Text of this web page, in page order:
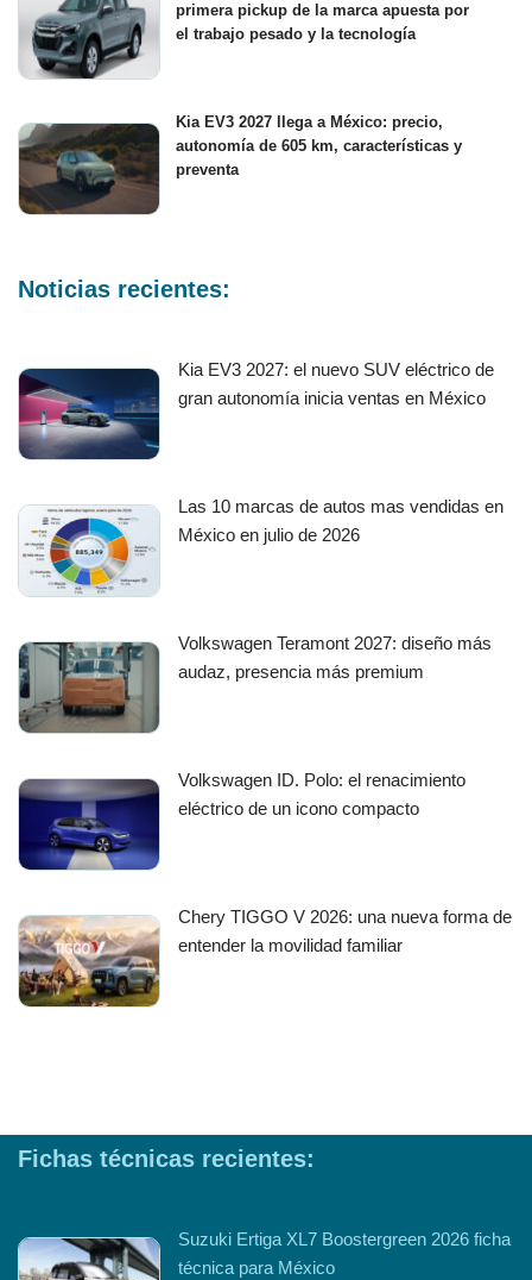
primera pickup de la marca apuesta por
el trabajo pesado y la tecnología
Kia EV3 2027 llega a México: precio,
autonomía de 605 km, características y
preventa
Noticias recientes:
Kia EV3 2027: el nuevo SUV eléctrico de
gran autonomía inicia ventas en México
Las 10 marcas de autos mas vendidas en
México en julio de 2026
Volkswagen Teramont 2027: diseño más
audaz, presencia más premium
Volkswagen ID. Polo: el renacimiento
eléctrico de un icono compacto
Chery TIGGO V 2026: una nueva forma de
entender la movilidad familiar
Fichas técnicas recientes:
Suzuki Ertiga XL7 Boostergreen 2026 ficha
técnica para México